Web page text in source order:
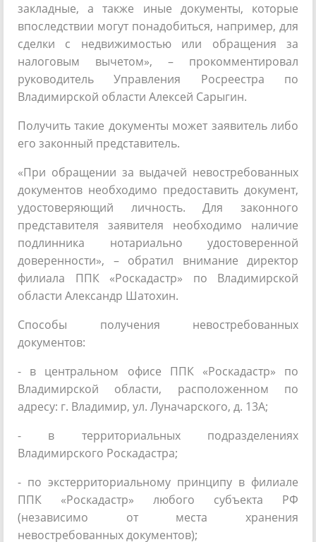
закладные, а также иные документы, которые
впоследствии могут понадобиться, например, для
сделки с недвижимостью или обращения за
налоговым вычетом», – прокомментировал
руководитель Управления Росреестра по
Владимирской области Алексей Сарыгин. ​
Получить такие документы может заявитель либо
его законный представитель.
«При обращении за выдачей невостребованных
документов необходимо предоставить документ,
удостоверяющий личность. Для законного
представителя заявителя необходимо наличие
подлинника нотариально удостоверенной
доверенности», – обратил внимание директор
филиала ППК «Роскадастр» по Владимирской
области Александр Шатохин.
Способы получения невостребованных
документов:
- в центральном офисе ППК «Роскадастр» по
Владимирской области, расположенном по
адресу: г. Владимир, ул. Луначарского, д. 13А;
- в территориальных подразделениях
Владимирского Роскадастра;
- по экстерриториальному принципу в филиале
ППК «Роскадастр» любого субъекта РФ
(независимо от места хранения
невостребованных документов);